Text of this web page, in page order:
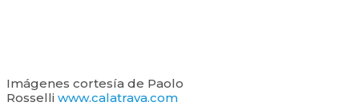
Imágenes cortesía de Paolo
Rosselli www.calatrava.com